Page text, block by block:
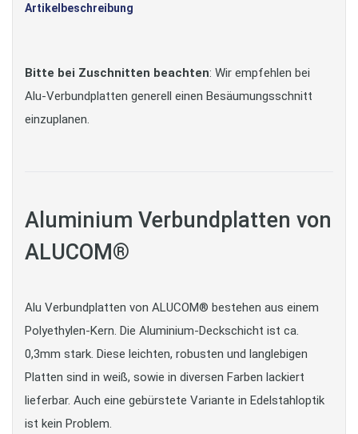
Artikelbeschreibung
Bitte bei Zuschnitten beachten: Wir empfehlen bei
Alu-Verbundplatten generell einen Besäumungsschnitt
einzuplanen.
Aluminium Verbundplatten von
ALUCOM®
Alu Verbundplatten von ALUCOM® bestehen aus einem
Polyethylen-Kern. Die Aluminium-Deckschicht ist ca.
0,3mm stark. Diese leichten, robusten und langlebigen
Platten sind in weiß, sowie in diversen Farben lackiert
lieferbar. Auch eine gebürstete Variante in Edelstahloptik
ist kein Problem.